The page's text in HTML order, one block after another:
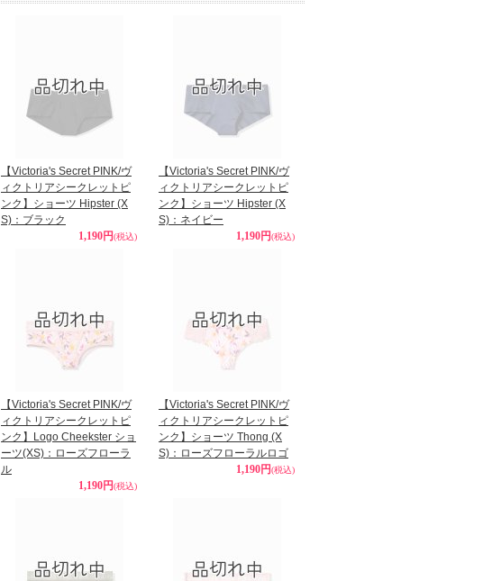
【Victoria's Secret PINK/ヴ
ィクトリアシークレットピ
ンク】ショーツ Hipster (X
S)：ブラック
1,190円(税込)
【Victoria's Secret PINK/ヴ
ィクトリアシークレットピ
ンク】ショーツ Hipster (X
S)：ネイビー
1,190円(税込)
【Victoria's Secret PINK/ヴ
ィクトリアシークレットピ
ンク】Logo Cheekster ショ
ーツ(XS)：ローズフローラ
ル
1,190円(税込)
【Victoria's Secret PINK/ヴ
ィクトリアシークレットピ
ンク】ショーツ Thong (X
S)：ローズフローラルロゴ
1,190円(税込)